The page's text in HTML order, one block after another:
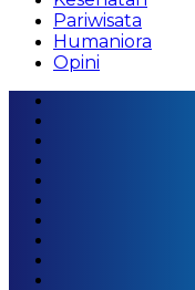
Pariwisata
Humaniora
Opini